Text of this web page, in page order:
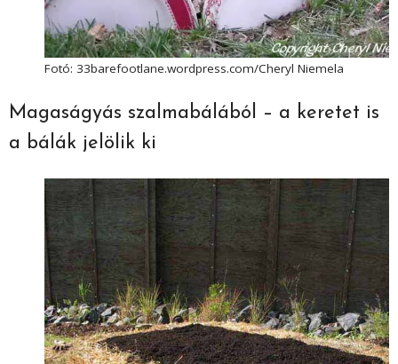
Fotó: 33barefootlane.wordpress.com/Cheryl Niemela
Magaságyás szalmabálából – a keretet is
a bálák jelölik ki